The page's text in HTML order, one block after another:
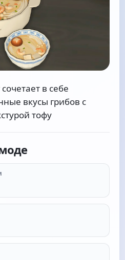
в себе
вкусы грибов с
тофу